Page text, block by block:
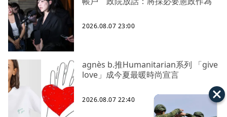
2026.08.07 23:00
agnès b.推Humanitarian系列 「give
love」成今夏最暖時尚宣言
2026.08.07 22:40